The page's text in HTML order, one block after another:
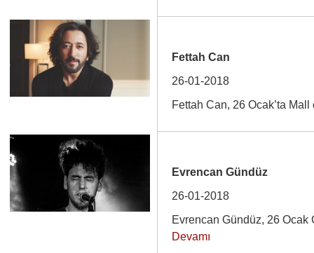
Fettah Can
26-01-2018
Fettah Can, 26 Ocak’ta
Evrencan Gündüz
26-01-2018
Evrencan Gündüz, 26
Devamı